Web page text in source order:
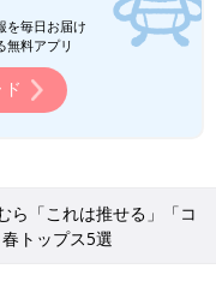
を毎日お届け
無料アプリ
ら「これは推せる」「コ
トップス5選